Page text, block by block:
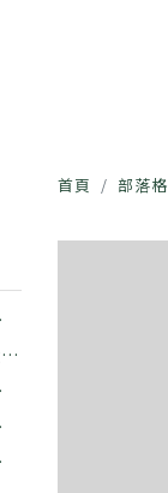
首頁 部落格